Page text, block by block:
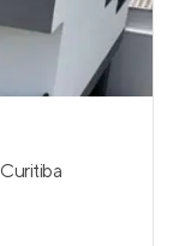
Curitiba